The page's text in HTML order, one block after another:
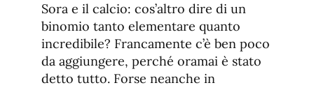
Sora e il calcio: cos’altro dire di un
binomio tanto elementare quanto
incredibile? Francamente c’è ben poco
da aggiungere, perché oramai è stato
detto tutto. Forse neanche in